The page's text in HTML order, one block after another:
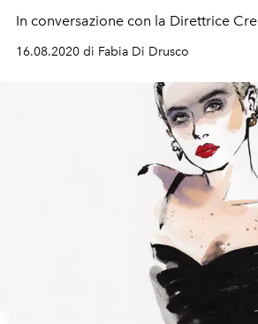
In conversazione con la Direttrice
16.08.2020 di Fabia Di Drusco